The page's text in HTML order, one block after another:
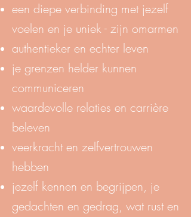
een diepe verbinding met jezelf
voelen en je uniek - zijn omarmen
authentieker en echter leven
je grenzen helder kunnen
communiceren
waardevolle relaties en carrière
beleven
veerkracht en zelfvertrouwen
hebben
jezelf kennen en begrijpen, je
gedachten en gedrag, wat rust en